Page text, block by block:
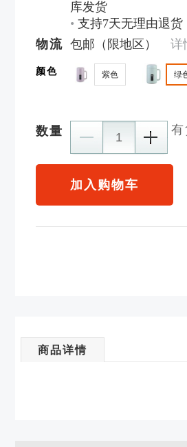
库发货
• 支持7天无理由退货
物流 包邮（限地区） 详
颜色 紫色 绿
数量 有
商品详情